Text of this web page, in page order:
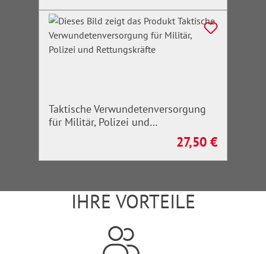
Taktische Verwundetenversorgung
für Militär, Polizei und
Regulärer Preis:
27,50 €
IHRE VORTEILE